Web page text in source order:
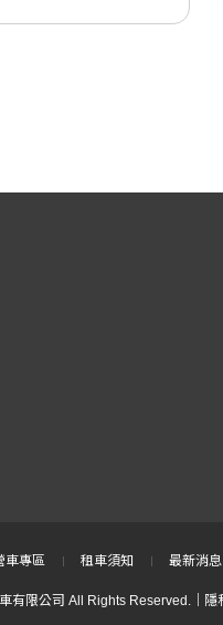
車專區 租車須知 最新消息
有限公司 All Rights Reserved.｜ 隱